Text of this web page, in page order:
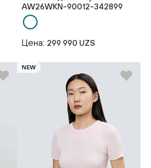
AW26WKN-90012-342899
Цена: 299 990 UZS
NEW